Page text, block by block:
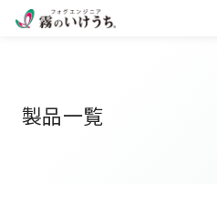
製品一覧